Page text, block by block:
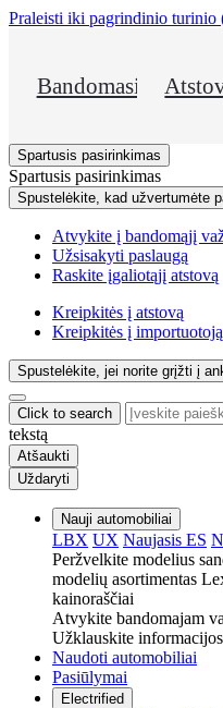
Praleisti iki pagrindinio turinio
Bandomasis
Spartusis pasirinkimas
Spartusis pasirinkimas
Spustelėkite, kad užvertumėte
Atvykite į bandomąjį
Užsisakyti paslaugą
Raskite įgaliotąjį atstovą
Kreipkitės į atstovą
Kreipkitės į importuotoją
Spustelėkite, jei norite grįžti į
Click to search
tekstą
Atšaukti
Uždaryti
Nauji automobiliai
LBX UX Naujasis ES
Peržvelkite modelius
modelių asortimentas
kainoraščiai
Atvykite bandomajam
Užklauskite informacijos
Naudoti automobiliai
Pasiūlymai
Electrified